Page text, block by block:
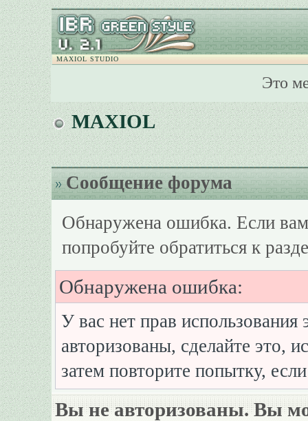
MAXIOL STUDIO
Это
MAXIOL
Сообщение форума
Обнаружена ошибка. Если
попробуйте обратиться к
Обнаружена ошибка:
У вас нет прав
авторизованы, сделайте это,
затем повторите попытку,
Вы не авторизованы. Вы